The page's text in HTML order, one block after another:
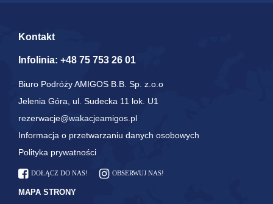
Kontakt
Infolinia: +48 75 753 26 01
Biuro Podróży AMIGOS B.B. Sp. z.o.o
Jelenia Góra, ul. Sudecka 11 lok. U1
rezerwacje@wakacjeamigos.pl
Informacja o przetwarzaniu danych osobowych
Polityka prywatności
DOŁĄCZ DO NAS! OBSERWUJ NAS!
MAPA STRONY